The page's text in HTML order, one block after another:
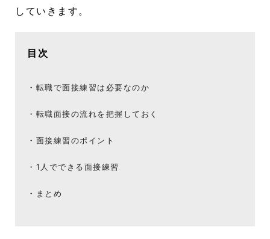
していきます。
目次
転職で面接練習は必要なのか
転職面接の流れを把握しておく
面接練習のポイント
1人でできる面接練習
まとめ